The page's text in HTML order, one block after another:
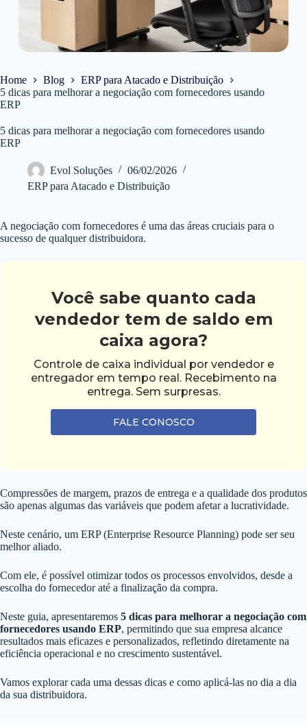
Home Blog
ERP para Atacado e Distribuição
5 dicas para melhorar a negociação com fornecedores usando
ERP
5 dicas para melhorar a negociação com fornecedores usando
ERP
Evol Soluções
06/02/2026
ERP para Atacado e Distribuição
A negociação com fornecedores é uma das áreas cruciais para o
sucesso de qualquer distribuidora.
Você sabe quanto cada
vendedor tem de saldo em
caixa agora?
Controle de caixa individual por vendedor e
entregador em tempo real. Recebimento na
entrega. Sem surpresas.
FALE CONOSCO
Compressões de margem, prazos de entrega e a qualidade dos produtos
são apenas algumas das variáveis que podem afetar a lucratividade.
Neste cenário, um ERP (Enterprise Resource Planning) pode ser seu
melhor aliado.
Com ele, é possível otimizar todos os processos envolvidos, desde a
escolha do fornecedor até a finalização da compra.
Neste guia, apresentaremos 5 dicas para melhorar a negociação com
fornecedores usando ERP, permitindo que sua empresa alcance
resultados mais eficazes e personalizados, refletindo diretamente na
eficiência operacional e no crescimento sustentável.
Vamos explorar cada uma dessas dicas e como aplicá-las no dia a dia
da sua distribuidora.